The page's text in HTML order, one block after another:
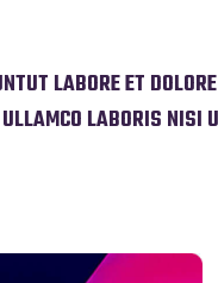
LABORE ET
LABORIS NISI